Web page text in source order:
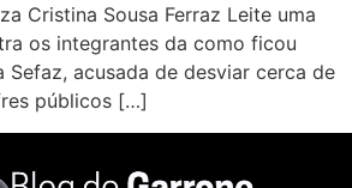
Cristina Sousa Ferraz Leite uma
os integrantes da como ficou
Sefaz, acusada de desviar cerca de
públicos […]